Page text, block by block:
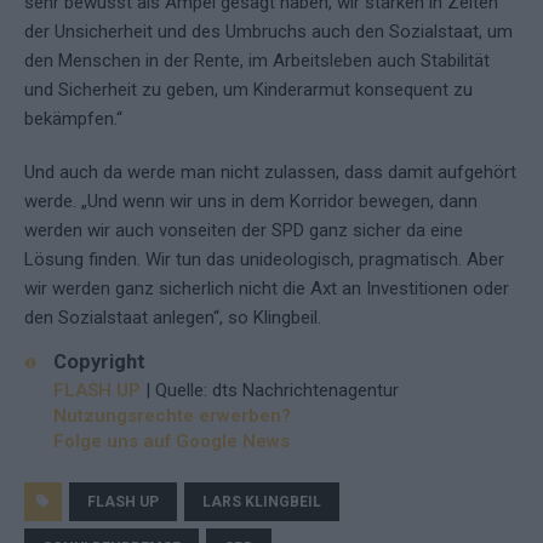
der Unsicherheit und des Umbruchs auch den Sozialstaat, um
den Menschen in der Rente, im Arbeitsleben auch Stabilität
und Sicherheit zu geben, um Kinderarmut konsequent zu
bekämpfen.“
Und auch da werde man nicht zulassen, dass damit aufgehört
werde. „Und wenn wir uns in dem Korridor bewegen, dann
werden wir auch vonseiten der SPD ganz sicher da eine
Lösung finden. Wir tun das unideologisch, pragmatisch. Aber
wir werden ganz sicherlich nicht die Axt an Investitionen oder
den Sozialstaat anlegen“, so Klingbeil.
Copyright
FLASH UP | Quelle: dts Nachrichtenagentur
Nutzungsrechte erwerben?
Folge uns auf Google News
FLASH UP LARS KLINGBEIL